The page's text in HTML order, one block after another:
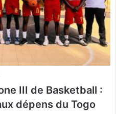
III de Basketball :
dépens du Togo